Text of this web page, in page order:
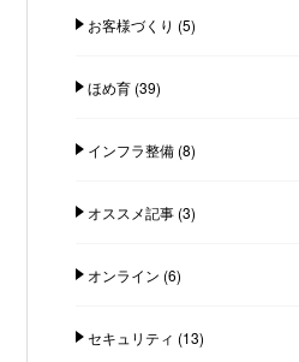
お客様づくり (5)
ほめ育(39)
インフラ整備(8)
オススメ記事(3)
オンライン (6)
セキュリティ (13)